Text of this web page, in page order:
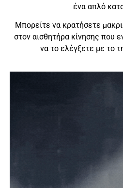
ένα απλό
Μπορείτε να κρατήσετε
στον αισθητήρα κίνησης που
να το ελέγξετε με το